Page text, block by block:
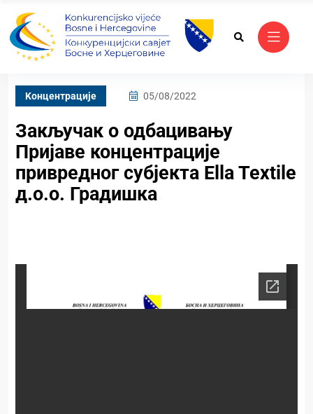
Kонцентрације 05/08/2022
Закључак о одбацивању
Пријаве концентрације
привредног субјекта Ella Textile
д.о.о. Градишка